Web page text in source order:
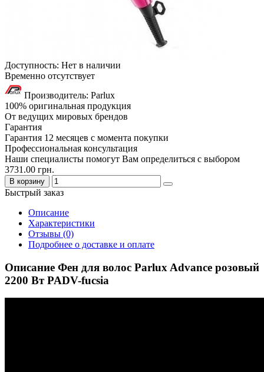
Доступность: Нет в наличии
Временно отсутствует
Производитель: Parlux
100% оригинальная продукция
От ведущих мировых брендов
Гарантия
Гарантия 12 месяцев с момента покупки
Профессиональная консультация
Наши специалисты помогут Вам определиться с выбором
3731.00 грн.
В корзину
Быстрый заказ
Описание
Характеристики
Отзывы (0)
Подробнее о доставке и оплате
Описание Фен для волос Parlux Advance розовый
2200 Вт PADV-fucsia